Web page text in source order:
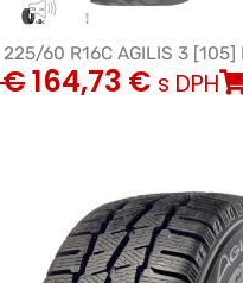
60 R16C AGILIS 3 [105]
€164,73 € s DPH